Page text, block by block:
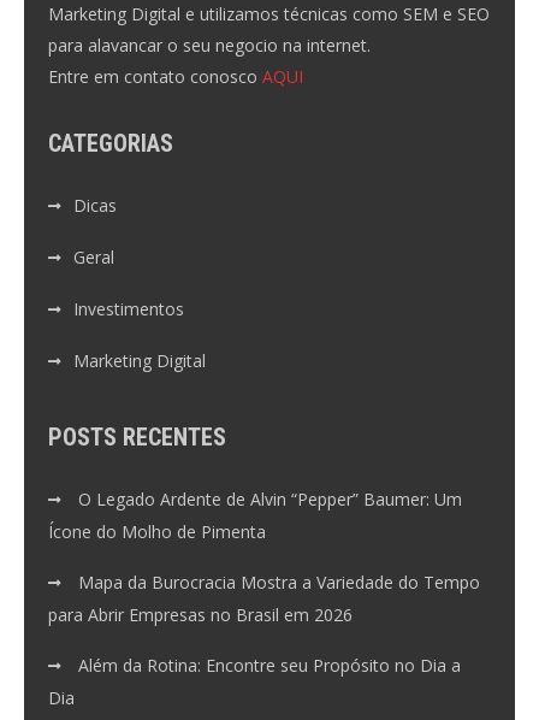
Marketing Digital e utilizamos técnicas como SEM e SEO
para alavancar o seu negocio na internet.
Entre em contato conosco AQUI
CATEGORIAS
Dicas
Geral
Investimentos
Marketing Digital
POSTS RECENTES
O Legado Ardente de Alvin “Pepper” Baumer: Um
Ícone do Molho de Pimenta
Mapa da Burocracia Mostra a Variedade do Tempo
para Abrir Empresas no Brasil em 2026
Além da Rotina: Encontre seu Propósito no Dia a
Dia